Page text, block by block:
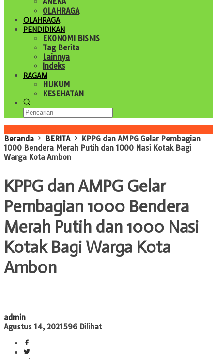
OLAHRAGA
OLAHRAGA
PENDIDIKAN
EKONOMI BISNIS
Tag Berita
Lainnya
Indeks
RAGAM
HUKUM
KESEHATAN
Beranda
BERITA
KPPG dan AMPG Gelar Pembagian
1000 Bendera Merah Putih dan 1000 Nasi Kotak Bagi
Warga Kota Ambon
KPPG dan AMPG Gelar
Pembagian 1000 Bendera
Merah Putih dan 1000 Nasi
Kotak Bagi Warga Kota
Ambon
admin
Agustus 14, 2021596 Dilihat